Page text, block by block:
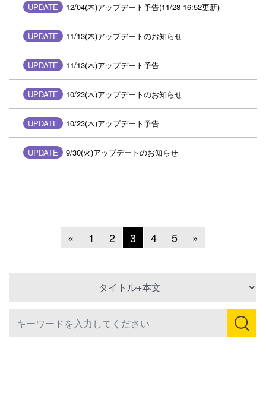
UPDATE 12/04(木)アップデート予告(11/28 16:52更新)
UPDATE 11/13(木)アップデートのお知らせ
UPDATE 11/13(木)アップデート予告
UPDATE 10/23(木)アップデートのお知らせ
UPDATE 10/23(木)アップデート予告
UPDATE 9/30(火)アップデートのお知らせ
« Previous
1 2 3 4 5 »